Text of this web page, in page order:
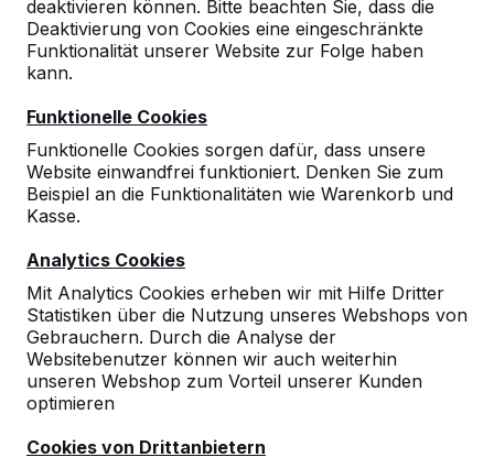
deaktivieren können. Bitte beachten Sie, dass die
Deaktivierung von Cookies eine eingeschränkte
Funktionalität unserer Website zur Folge haben
kann.
Funktionelle Cookies
Funktionelle Cookies sorgen dafür, dass unsere
Website einwandfrei funktioniert. Denken Sie zum
Beispiel an die Funktionalitäten wie Warenkorb und
Kasse.
Analytics Cookies
Mit Analytics Cookies erheben wir mit Hilfe Dritter
Statistiken über die Nutzung unseres Webshops von
Gebrauchern. Durch die Analyse der
Websitebenutzer können wir auch weiterhin
unseren Webshop zum Vorteil unserer Kunden
optimieren
Cookies von Drittanbietern
Geen reviews gevonden voor deze
locatie.